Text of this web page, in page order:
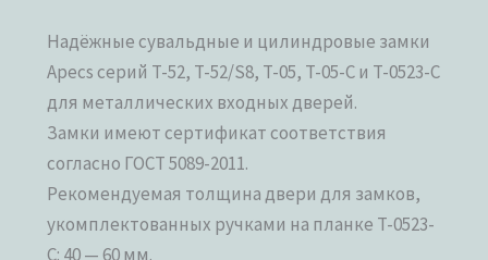
Надёжные сувальдные и цилиндровые замки
Apecs серий T-52, T-52/S8, T-05, T-05-C и T-0523-C
для металлических входных дверей.
Замки имеют сертификат соответствия
согласно ГОСТ 5089-2011.
Рекомендуемая толщина двери для замков,
укомплектованных ручками на планке T-0523-
C: 40 — 60 мм.